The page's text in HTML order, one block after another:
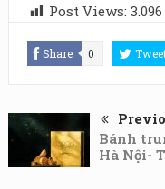
Post Views: 3.096
Share 0
Bánh
Hà Nội-